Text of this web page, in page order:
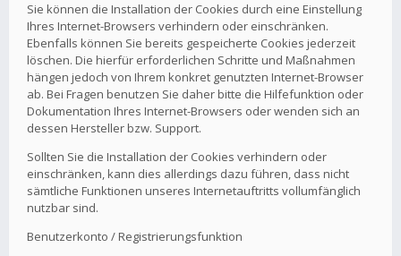
Sie können die Installation der Cookies durch eine Einstellung
Ihres Internet-Browsers verhindern oder einschränken.
Ebenfalls können Sie bereits gespeicherte Cookies jederzeit
löschen. Die hierfür erforderlichen Schritte und Maßnahmen
hängen jedoch von Ihrem konkret genutzten Internet-Browser
ab. Bei Fragen benutzen Sie daher bitte die Hilfefunktion oder
Dokumentation Ihres Internet-Browsers oder wenden sich an
dessen Hersteller bzw. Support.
Sollten Sie die Installation der Cookies verhindern oder
einschränken, kann dies allerdings dazu führen, dass nicht
sämtliche Funktionen unseres Internetauftritts vollumfänglich
nutzbar sind.
Benutzerkonto / Registrierungsfunktion